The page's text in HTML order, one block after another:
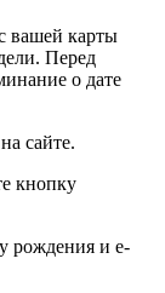
вашей карты
Перед
о дате
сайте.
кнопку
рождения и e-